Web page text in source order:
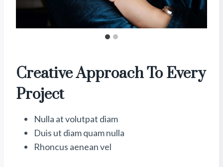
Creative Approach To Every
Project
Nulla at volutpat diam
Duis ut diam quam nulla
Rhoncus aenean vel